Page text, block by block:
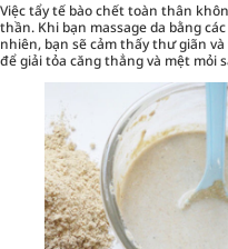
Việc tẩy tế bào chết toàn thân
thần. Khi bạn massage da bằng
nhiên, bạn sẽ cảm thấy thư giãn
để giải tỏa căng thẳng và mệt mỏi